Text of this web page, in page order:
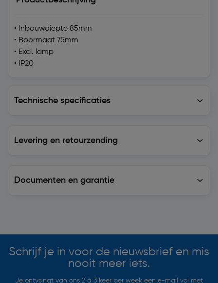
• Inbouwdiepte 85mm
• Boormaat 75mm
• Excl. lamp
• IP20
Technische specificaties
Levering en retourzending
Documenten en garantie
Schrijf je in voor de nieuwsbrief en mis
nooit meer iets.
Je ontvangt van ons 2 à 3 keer per week een e-mail vol met